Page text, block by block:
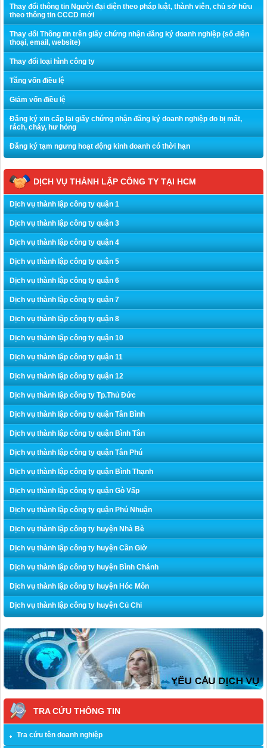
Thay đổi thông tin Người đại diện theo pháp luật, thành viên, chủ sở hữu
theo thông tin CCCD mới
Thay đổi Thông tin trên giấy chứng nhận đăng ký doanh nghiệp (số điện
thoại, email, website)
Thay đổi loại hình công ty
Tăng vốn điều lệ
Giảm vốn điều lệ
Đăng ký xin cấp lại giấy chứng nhận đăng ký doanh nghiệp do bị mất,
rách, cháy, hư hỏng
Đăng ký tạm ngưng hoạt động kinh doanh có thời hạn
DỊCH VỤ THÀNH LẬP CÔNG TY TẠI HCM
Dịch vụ thành lập công ty quận 1
Dịch vụ thành lập công ty quận 3
Dịch vụ thành lập công ty quận 4
Dịch vụ thành lập công ty quận 5
Dịch vụ thành lập công ty quận 6
Dịch vụ thành lập công ty quận 7
Dịch vụ thành lập công ty quận 8
Dịch vụ thành lập công ty quận 10
Dịch vụ thành lập công ty quận 11
Dịch vụ thành lập công ty quận 12
Dịch vụ thành lập công ty Tp.Thủ Đức
Dịch vụ thành lập công ty quận Tân Bình
Dịch vụ thành lập công ty quận Bình Tân
Dịch vụ thành lập công ty quận Tân Phú
Dịch vụ thành lập công ty quận Bình Thạnh
Dịch vụ thành lập công ty quận Gò Vấp
Dịch vụ thành lập công ty quận Phú Nhuận
Dịch vụ thành lập công ty huyện Nhà Bè
Dịch vụ thành lập công ty huyện Cần Giờ
Dịch vụ thành lập công ty huyện Bình Chánh
Dịch vụ thành lập công ty huyện Hóc Môn
Dịch vụ thành lập công ty huyện Củ Chi
TRA CỨU THÔNG TIN
Tra cứu tên doanh nghiệp